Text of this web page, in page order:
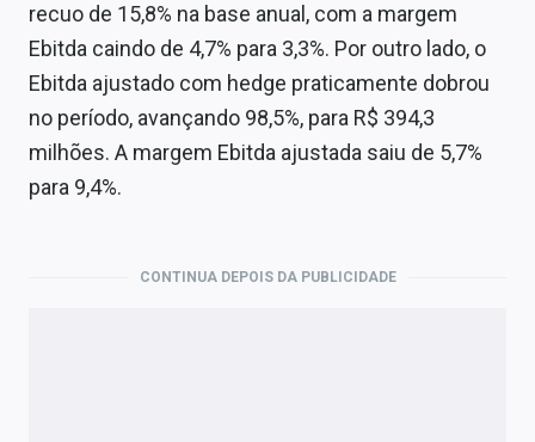
recuo de 15,8% na base anual, com a margem
Ebitda caindo de 4,7% para 3,3%. Por outro lado, o
Ebitda ajustado com hedge praticamente dobrou
no período, avançando 98,5%, para R$ 394,3
milhões. A margem Ebitda ajustada saiu de 5,7%
para 9,4%.
CONTINUA DEPOIS DA PUBLICIDADE